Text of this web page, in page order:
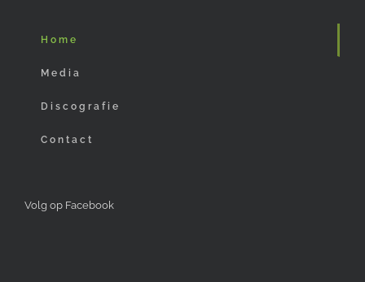
Home
Media
Discografie
Contact
Volg op Facebook